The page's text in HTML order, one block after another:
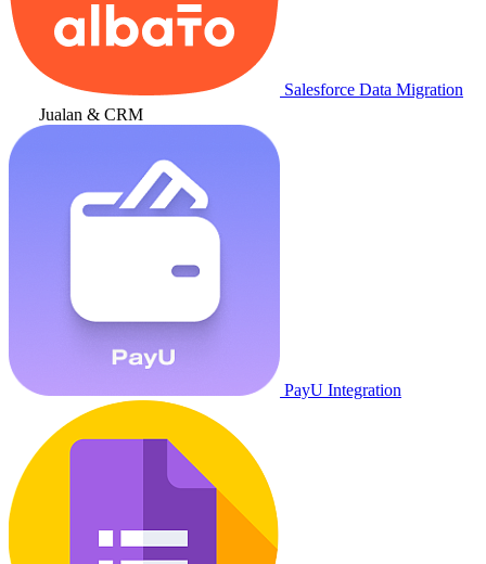
Salesforce Data Migration
Jualan & CRM
PayU Integration